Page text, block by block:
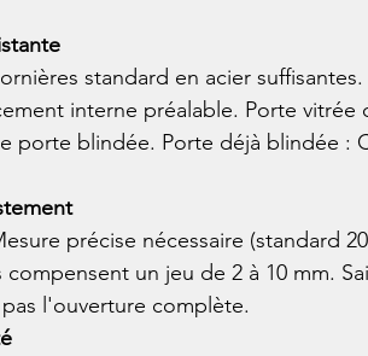
standard en acier
interne préalable. Porte vitrée
porte blindée. Porte déjà blindée :
précise nécessaire (standard
compensent un jeu de 2 à 10 mm.
l'ouverture complète.